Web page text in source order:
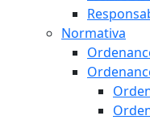
Normativa